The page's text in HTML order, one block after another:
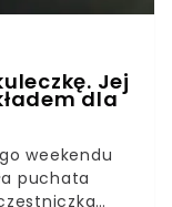
Jej
dla
weekendu
puchata